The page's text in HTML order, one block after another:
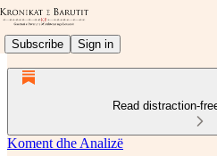
Subscribe Sign in
Read distraction-
Koment dhe Analizë